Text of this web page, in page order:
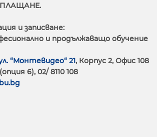
ПЛАЩАНЕ.
и записване:
и продължаващо обучение
“Монтевидео“ 21, Корпус 2, Офис 108
6), 02/ 8110 108